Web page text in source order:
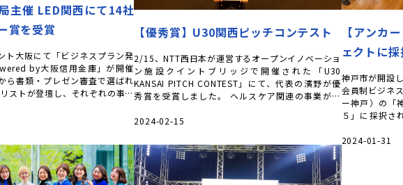
主催 LED関西にて14社
賞を受賞
ト大阪にて「ビジネスプラン発
by大阪信用金庫」が開催
ら書類・プレゼン審査で選ばれ
ストが登壇し、それぞれの事業
【優秀賞】U30関西ピッチコンテスト
2/15、NTT西日本が運営するオープンイノベーショ
ン施設クイントブリッジで開催された「U30
KANSAI PITCH CONTEST」にて、代表の濱野が優
秀賞を受賞しました。 ヘルスケア関連の事業が多
2024-02-15
【アンカ
ェクトに
神戸市が開設
会員制ビジネ
ー神戸）の「
５」に採択さ
2024-01-31